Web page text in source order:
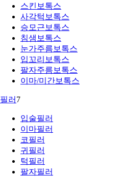
스킨보톡스
사각턱보톡스
승모근보톡스
침샘보톡스
눈가주름보톡스
입꼬리보톡스
팔자주름보톡스
이마/미간보톡스
필러 7
입술필러
이마필러
코필러
귀필러
턱필러
팔자필러